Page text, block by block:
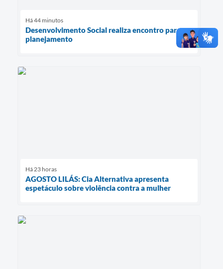
Há 44 minutos
Desenvolvimento Social realiza encontro para
planejamento
Há 23 horas
AGOSTO LILÁS: Cia Alternativa apresenta
espetáculo sobre violência contra a mulher